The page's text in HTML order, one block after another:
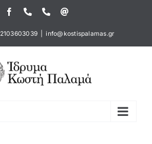
FacebookΤηλέφωνοΤηλέφωνο
2103603039 info@kostispalamas.gr